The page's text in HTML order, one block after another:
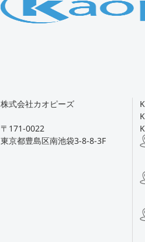
株式会社カオピーズ
〒171-0022
東京都豊島区南池袋3-8-8-3F